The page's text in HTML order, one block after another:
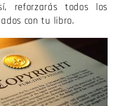
reforzarás todos los
con tu libro.